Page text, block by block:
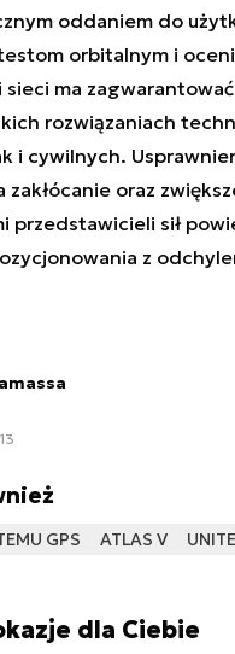
oddaniem do
orbitalnym i
ma
rozwiązaniach
i cywilnych.
zakłócanie oraz
przedstawicieli sił
z
GPS ATLAS V
dla Ciebie